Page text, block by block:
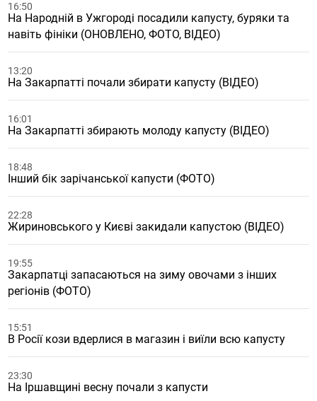
16:50
На Народній в Ужгороді посадили капусту, буряки та
навіть фініки (ОНОВЛЕНО, ФОТО, ВІДЕО)
13:20
На Закарпатті почали збирати капусту (ВІДЕО)
16:01
На Закарпатті збирають молоду капусту (ВІДЕО)
18:48
Інший бік зарічанської капусти (ФОТО)
22:28
Жириновського у Києві закидали капустою (ВІДЕО)
19:55
Закарпатці запасаються на зиму овочами з інших
регіонів (ФОТО)
15:51
В Росії кози вдерлися в магазин і виїли всю капусту
23:30
На Іршавщині весну почали з капусти